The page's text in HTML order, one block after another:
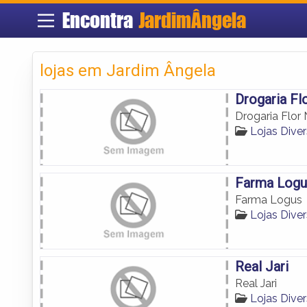
Encontra JardimÂngela
lojas em Jardim Ângela
Drogaria
Drogaria Flor
Lojas
Farma
Farma Logus
Lojas
Real Jari
Real Jari
Lojas